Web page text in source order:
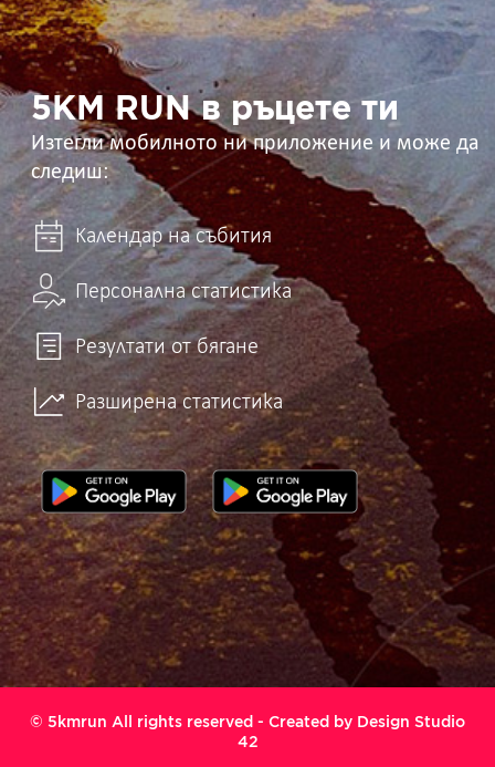
5KM
RUN
в
ръцете
ти 5KM RUN в ръцете ти
Изтегли мобилното ни приложение и може да
следиш:
Календар на събития
Персонална статистика
Резултати от бягане
Разширена статистика
© 5kmrun All rights reserved - Created by Design Studio
42